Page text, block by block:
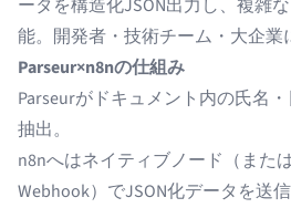
ータを構造化JSON出力し、複雑
能。開発者・技術チーム・大企業
Parseur×n8nの仕組み
Parseurがドキュメント内の氏名
抽出。
n8nへはネイティブノード（また
Webhook）でJSON化データを送信